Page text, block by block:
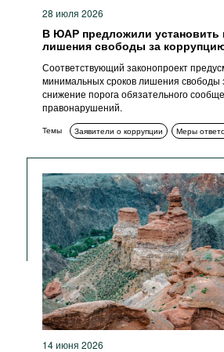
28 июля 2026
В ЮАР предложили установить
лишения свободы за
Соответствующий законопроект
минимальных сроков лишения свободы
снижение порога обязательного
правонарушений.
Темы Заявители о коррупции Меры
14 июня 2026